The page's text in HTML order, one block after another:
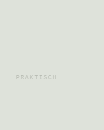
PRAKTISCH